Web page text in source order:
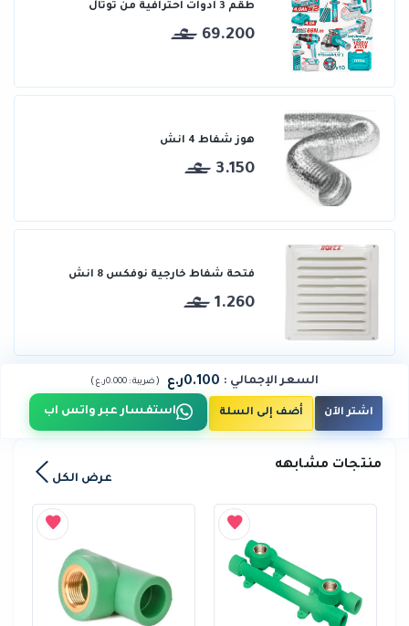
طقم 3 أدوات احترافية من توتال
69.200
هوز شفاط 4 انش
3.150
فتحة شفاط خارجية نوفكس 8 انش
1.260
السعر الإجمالي : 0.100ر.ع (ضريبة : 0.000ر.ع )
اشتر الآن أضف إلى السلة استفسار عبر واتس اب
منتجات مشابهه
عرض الكل